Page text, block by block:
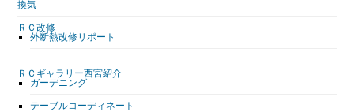
換気
ＲＣ改修
外断熱改修リポート
ＲＣギャラリー西宮紹介
ガーデニング
テーブルコーディネート